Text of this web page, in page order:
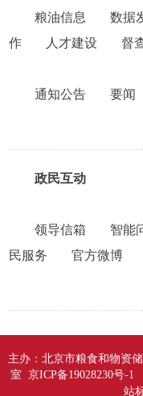
粮油信息 数据
作
人才建设 督
通知公告 要闻
政民互动
领导信箱 智能
民服务
官方微博
主办：北京市粮食和物资
室 京ICP备19028230号-1
站